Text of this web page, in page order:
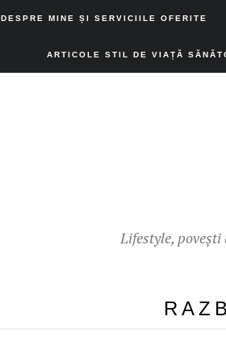
DESPRE MINE ȘI SERVICIILE OFERITE
ARTICOLE STIL DE VIAȚĂ
Lifestyle,